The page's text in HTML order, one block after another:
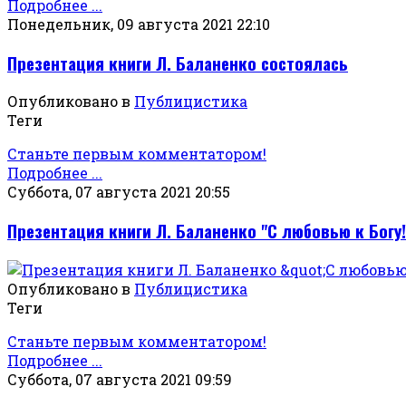
Подробнее ...
Понедельник, 09 августа 2021 22:10
Презентация книги Л. Баланенко состоялась
Опубликовано в Публицистика
Теги
Станьте первым комментатором!
Подробнее ...
Суббота, 07 августа 2021 20:55
Презентация книги Л. Баланенко "С любовью к
Опубликовано в Публицистика
Теги
Станьте первым комментатором!
Подробнее ...
Суббота, 07 августа 2021 09:59